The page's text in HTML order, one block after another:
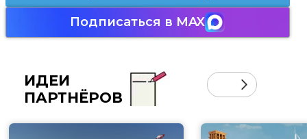
Подписаться в MAX
ИДЕИ
ПАРТНЁРОВ